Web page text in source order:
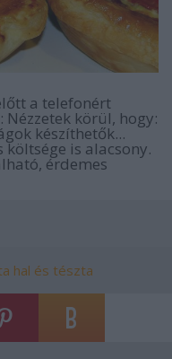
a telefonért
körül, hogy:
készíthetők...
költsége is alacsony.
érdemes
hal és tészta